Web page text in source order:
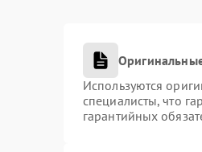
Используются
специалисты, что
гарантийных